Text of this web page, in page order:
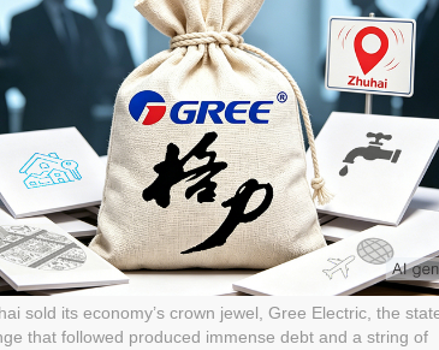
sold its economy’s crown jewel, Gree Electric, the
that followed produced immense debt and a string of